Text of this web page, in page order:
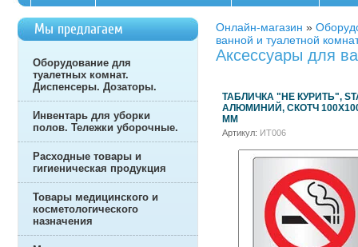
Мы предлагаем
Оборудование для
туалетных комнат.
Диспенсеры. Дозаторы.
Инвентарь для уборки
полов. Тележки уборочные.
Расходные товары и
гигиеническая продукция
Товары медицинского и
косметологического
назначения
Онлайн-магазин »
ванной и туалетной
Аксессуары для
ТАБЛИЧКА "НЕ КУРИТЬ",
АЛЮМИНИЙ, CКОТЧ
ММ
Артикул: ИТ006